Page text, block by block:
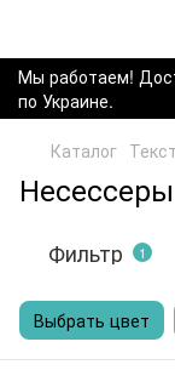
Мы работаем!
по Украине.
Каталог
Фильтр 1
Выбрать цвет